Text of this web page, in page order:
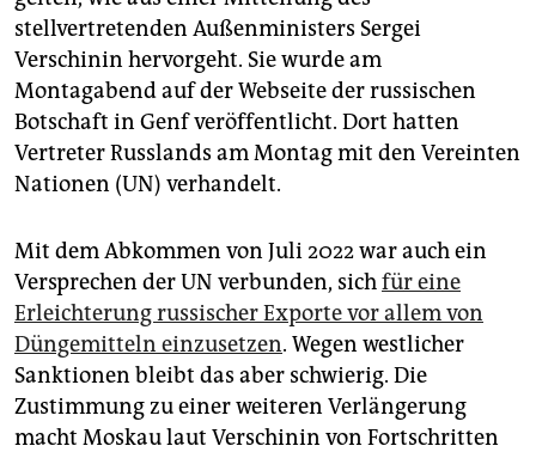
stellvertretenden Außenministers Sergei
Verschinin hervorgeht. Sie wurde am
Montagabend auf der Webseite der russischen
Botschaft in Genf veröffentlicht. Dort hatten
Vertreter Russlands am Montag mit den Vereinten
Nationen (UN) verhandelt.
Mit dem Abkommen von Juli 2022 war auch ein
Versprechen der UN verbunden, sichfür eine
Erleichterung russischer Exporte vor allem von
Düngemitteln einzusetzen. Wegen westlicher
Sanktionen bleibt das aber schwierig. Die
Zustimmung zu einer weiteren Verlängerung
macht Moskau laut Verschinin von Fortschritten